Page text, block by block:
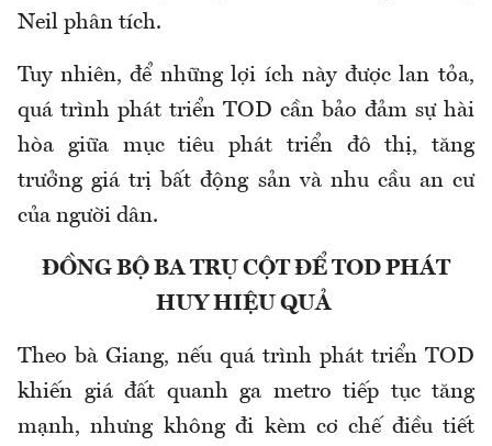
Neil phân tích.
Tuy nhiên, để những lợi ích này được lan tỏa,
quá trình phát triển TOD cần bảo đảm sự hài
hòa giữa mục tiêu phát triển đô thị, tăng
trưởng giá trị bất động sản và nhu cầu an cư
của người dân.
ĐỒNG BỘ BA TRỤ CỘT ĐỂ TOD PHÁT
HUY HIỆU QUẢ
Theo bà Giang, nếu quá trình phát triển TOD
khiến giá đất quanh ga metro tiếp tục tăng
mạnh, nhưng không đi kèm cơ chế điều tiết